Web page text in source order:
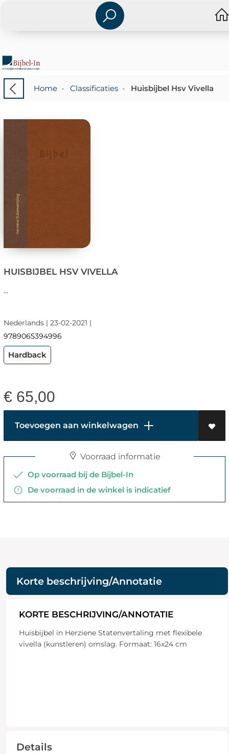
Home- Classificaties- Huisbijbel Hsv Vivella
HUISBIJBEL HSV VIVELLA
...
Nederlands | 23-02-2021 |
9789065394996
Hardback
€ 65,00
Toevoegen aan winkelwagen
Voorraad informatie
Op voorraad bij de Bijbel-In
De voorraad in de winkel is indicatief
Korte beschrijving/Annotatie
KORTE BESCHRIJVING/ANNOTATIE
Huisbijbel in Herziene Statenvertaling met flexibele
vivella (kunstleren) omslag. Formaat: 16x24 cm
Details